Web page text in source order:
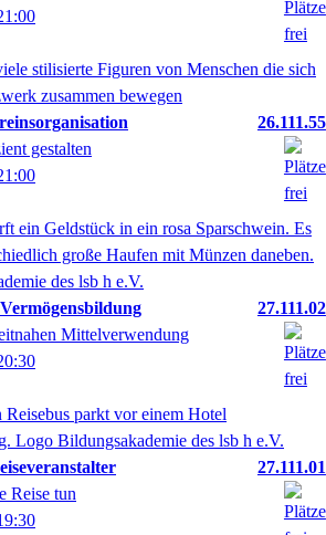
26.111.55
gestalten
27.111.02
Mittelverwendung
27.111.01
Reise tun